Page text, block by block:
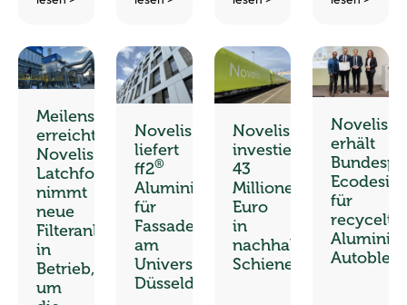
Meilenstein
erreicht:
Novelis
Latchford
nimmt
neue
Filteranlagen
in
Betrieb,
um
Novelis
liefert
ff2®
Aluminium
für
Fassadenlösung
am
Universitätsklinikum
Düsseldorf
Novelis
investiert
43
Millionen
Euro
in
nachhaltige
Schienenlogistik
Novelis
erhält
für